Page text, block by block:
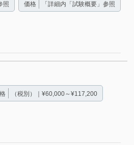
照 価格 「詳細内「試験概要」参照
（税別）｜¥60,000～¥117,200